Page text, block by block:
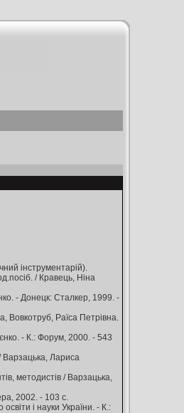
інструментарій).
/ Кравець, Ніна
- Донецк: Сталкер, 1999. -
Вовкотруб, Раїса Петрівна.
- К.: Форум, 2000. - 543
Варзацька, Лариса
методистів / Варзацька,
2002. - 103 с.
і науки України. - К.: